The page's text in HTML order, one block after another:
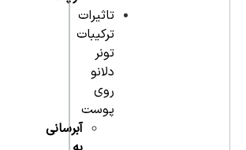
تاثیرات
ترکیبات
تونر
دلانو
روی
پوست
آبرسانی